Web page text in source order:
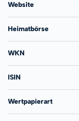
Website
Heimatbörse
WKN
ISIN
Wertpapierart